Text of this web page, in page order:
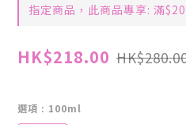
指定商品，此商品專享: 滿
HK$218.00
選項 : 100ml